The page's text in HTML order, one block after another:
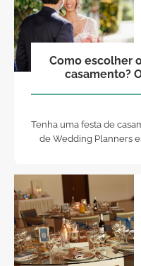
Como escolher
casamento?
Tenha uma festa de
de Wedding Planners